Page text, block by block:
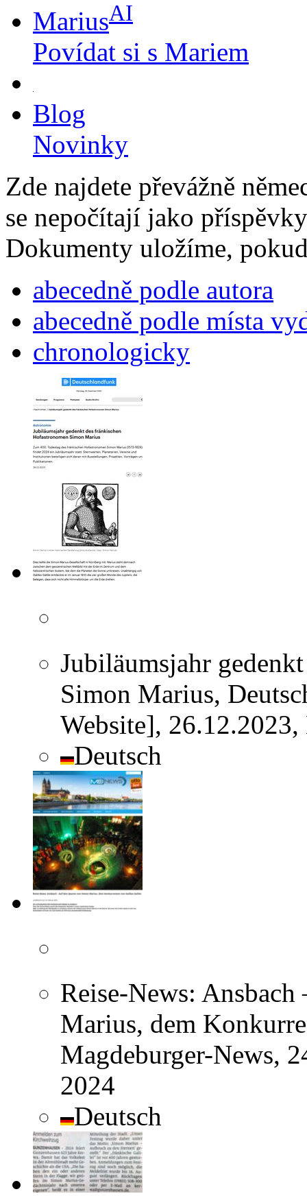
MariusAI
Povídat si s Mariem
Blog
Novinky
Zde najdete převážně
se nepočítají jako
Dokumenty uložíme,
abecedně podle autora
abecedně podle místa
chronologicky
Jubiläumsjahr
Simon Marius,
Website],
Deutsch
Reise-News:
Marius, dem
Magdeburger-News,
2024
Deutsch